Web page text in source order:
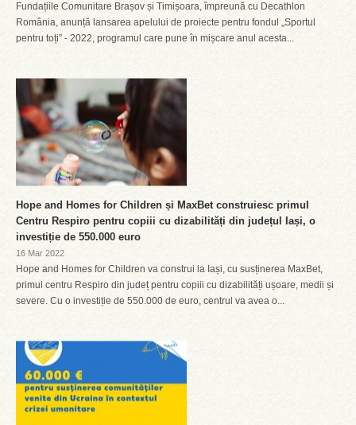
Fundațiile Comunitare Brașov și Timișoara, împreună cu Decathlon
România, anunță lansarea apelului de proiecte pentru fondul „Sportul
pentru toți” - 2022, programul care pune în mișcare anul acesta...
Hope and Homes for Children și MaxBet construiesc primul
Centru Respiro pentru copiii cu dizabilități din județul Iași, o
investiție de 550.000 euro
16 Mar 2022
Hope and Homes for Children va construi la Iași, cu susținerea MaxBet,
primul centru Respiro din județ pentru copiii cu dizabilități ușoare, medii și
severe. Cu o investiție de 550.000 de euro, centrul va avea o...